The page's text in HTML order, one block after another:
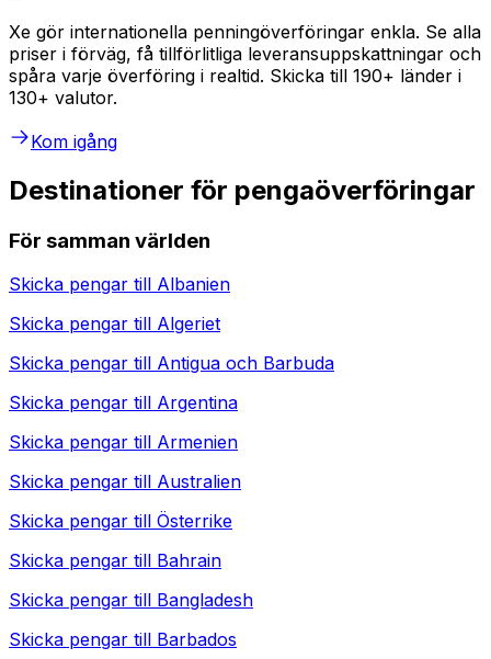
Xe gör internationella penningöverföringar enkla. Se alla
priser i förväg, få tillförlitliga leveransuppskattningar och
spåra varje överföring i realtid. Skicka till 190+ länder i
130+ valutor.
Kom igång
Destinationer för pengaöverföringar
För samman världen
Skicka pengar till Albanien
Skicka pengar till Algeriet
Skicka pengar till Antigua och Barbuda
Skicka pengar till Argentina
Skicka pengar till Armenien
Skicka pengar till Australien
Skicka pengar till Österrike
Skicka pengar till Bahrain
Skicka pengar till Bangladesh
Skicka pengar till Barbados